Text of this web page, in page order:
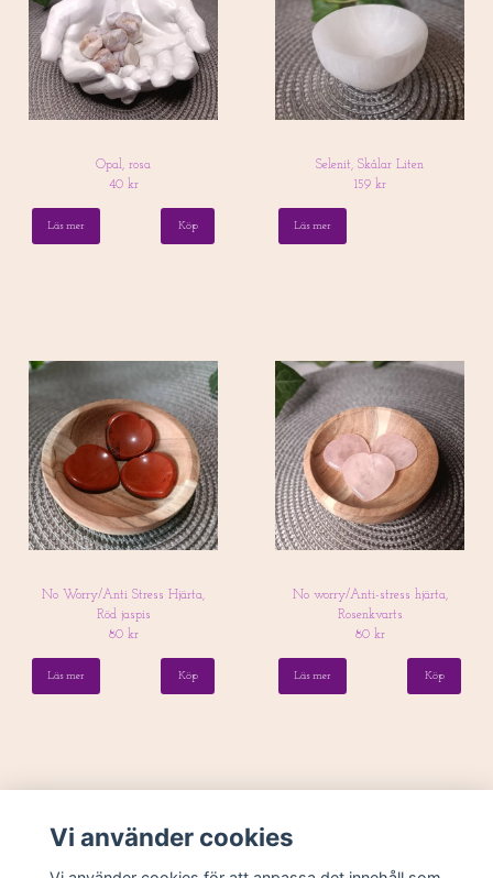
Opal, rosa
40 kr
Läs mer Köp
Selenit, Skålar Liten
159 kr
Läs mer
No Worry/Anti Stress Hjärta,
Röd jaspis
80 kr
Läs mer
No worry/Anti-stress hjärta,
Rosenkvarts
80 kr
Läs mer
Vi använder cookies